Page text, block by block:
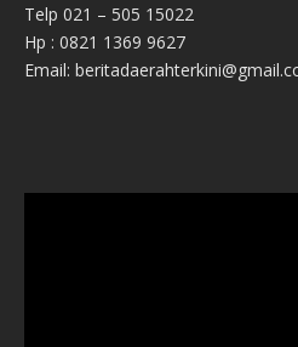
Telp 021 – 505 15022
Hp : 0821 1369 9627
Email: